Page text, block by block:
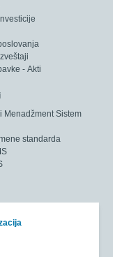
- Akti
Menadžment Sistem
standarda